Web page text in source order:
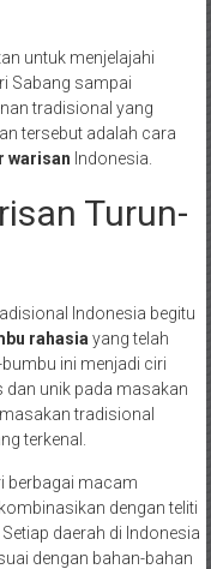
untuk menjelajahi
Sabang sampai
tradisional yang
tersebut adalah cara
warisan Indonesia.
Turun-
Indonesia begitu
rahasia yang telah
ini menjadi ciri
dan unik pada masakan
tradisional
terkenal.
berbagai macam
dengan teliti
daerah di Indonesia
dengan bahan-bahan